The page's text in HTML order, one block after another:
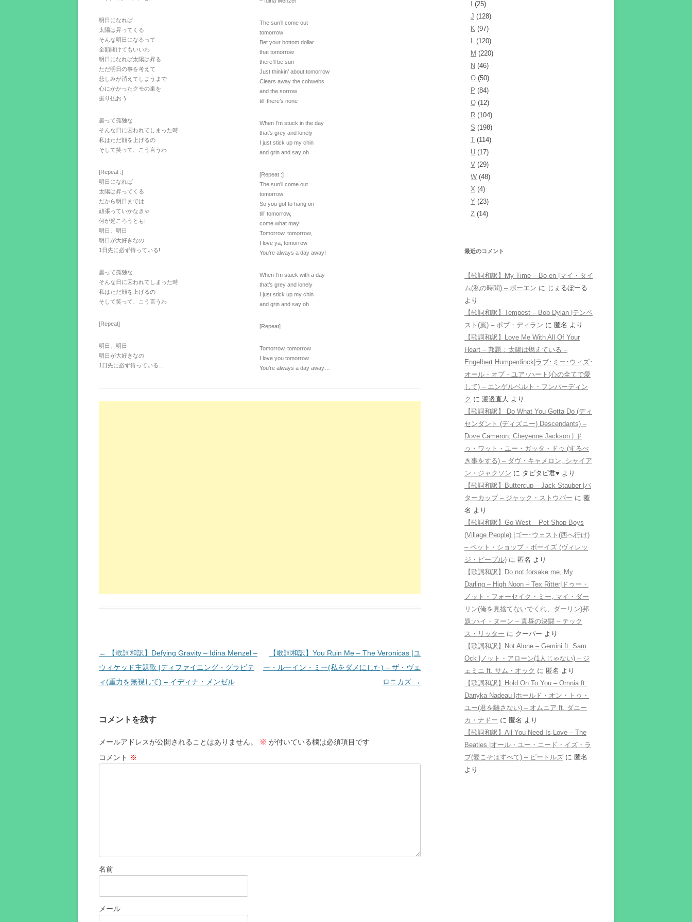
明日になれば
太陽は昇ってくる
そんな明日になるって
全額賭けてもいいわ
明日になれば太陽は昇る
ただ明日の事を考えて
悲しみが消えてしまうまで
心にかかったクモの巣を
振り払おう
曇って孤独な
そんな日に囚われてしまった時
私はただ顔を上げるの
そして笑って、こう言うわ
[Repeat :]
明日になれば
太陽は昇ってくる
だから明日までは
頑張っていかなきゃ
何が起ころうとも!
明日、明日
明日が大好きなの
1日先に必ず待っている!
曇って孤独な
そんな日に囚われてしまった時
私はただ顔を上げるの
そして笑って、こう言うわ
[Repeat]
明日、明日
明日が大好きなの
1日先に必ず待っている…
The sun’ll come out
tomorrow
Bet your bottom dollar
that tomorrow
there’ll be sun
Just thinkin’ about tomorrow
Clears away the cobwebs
and the sorrow
till’ there’s none
When I’m stuck in the day
that’s grey and lonely
I just stick up my chin
and grin and say oh
[Repeat :]
The sun’ll come out
tomorrow
So you got to hang on
till’ tomorrow,
come what may!
Tomorrow, tomorrow,
I love ya, tomorrow
You’re always a day away!
When I’m stuck with a day
that’s grey and lonely
I just stick up my chin
and grin and say oh
[Repeat]
Tomorrow, tomorrow
I love you tomorrow
You’re always a day away…
投
稿
ナ
ー
シ
ョ
←
【歌詞和訳】Defying Gravity – Idina Menzel –
ウィケッド主題歌 |ディファイニング・グラビテ
ィ(重力を無視して) – イディナ・メンゼル
【歌詞和訳】You Ruin Me – The Veronicas |ユ
ー・ルーイン・ミー(私をダメにした) – ザ・ヴェ
ロニカズ →
コメントを残す
メールアドレスが公開されることはありません。 ※ が付いている欄は必須項目です
コメント ※
名前
メール
(25)
J (128)
K (97)
L (120)
M (220)
N (46)
O (50)
P (84)
Q (12)
R (104)
S (198)
T (114)
U (17)
V (29)
W (48)
X (4)
Y (23)
Z (14)
最近のコメント
【歌詞和訳】My Time – Bo en |マイ・タイ
ム(私の時間) – ボーエン に じぇるぼーる
より
【歌詞和訳】Tempest – Bob Dylan |テンペ
スト(嵐) – ボブ・ディラン に 匿名 より
【歌詞和訳】Love Me With All Of Your
Heart – 邦題：太陽は燃えている –
Engelbert Humperdinck|ラブ･ミー･ウィズ･
オール・オブ・ユア･ハート(心の全てで愛
して) – エンゲルベルト・フンパーディン
ク に 渡邉直人 より
【歌詞和訳】 Do What You Gotta Do (ディ
センダント (ディズニー) Descendants) –
Dove Cameron, Cheyenne Jackson | ド
ゥ・ワット・ユー・ガッタ・ドゥ (するべ
き事をする) – ダヴ・キャメロン, シャイア
ン・ジャクソン に タピタピ君♥️ より
【歌詞和訳】Buttercup – Jack Stauber |バ
ターカップ – ジャック・ストウバー に 匿
名 より
【歌詞和訳】Go West – Pet Shop Boys
(Village People) |ゴー･ウェスト(西へ行け)
– ペット・ショップ・ボーイズ (ヴィレッ
ジ・ピープル) に 匿名 より
【歌詞和訳】Do not forsake me, My
Darling – High Noon – Tex Ritter|ドゥー・
ノット・フォーセイク・ミー, マイ・ダー
リン(俺を見捨てないでくれ、ダーリン)邦
題:ハイ・ヌーン – 真昼の決闘 – テック
ス・リッター に クーパー より
【歌詞和訳】Not Alone – Gemini ft. Sam
Ock |ノット・アローン(1人じゃない) – ジ
ェミニ ft. サム・オック に 匿名 より
【歌詞和訳】Hold On To You – Omnia ft.
Danyka Nadeau |ホールド・オン・トゥ・
ユー(君を離さない) – オムニア ft. ダニー
カ・ナドー に 匿名 より
【歌詞和訳】All You Need Is Love – The
Beatles |オール・ユー・ニード・イズ・ラ
ブ(愛こそはすべて) – ビートルズ に 匿名
より